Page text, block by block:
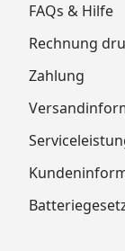
FAQs & Hilfe
Rechnung
Zahlung